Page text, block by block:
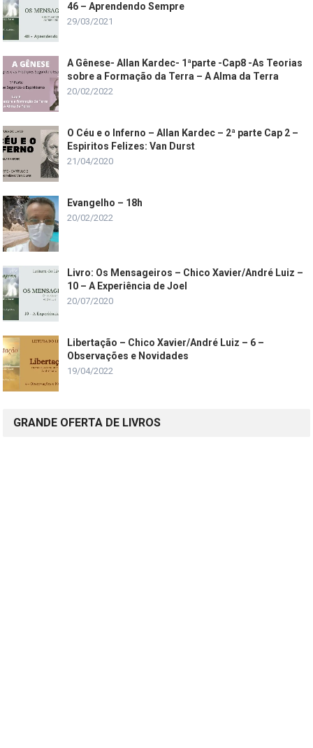
46 – Aprendendo Sempre
29/03/2021
A Gênese- Allan Kardec- 1ªparte -Cap8 -As Teorias
sobre a Formação da Terra – A Alma da Terra
20/02/2022
O Céu e o Inferno – Allan Kardec – 2ª parte Cap 2 –
Espiritos Felizes: Van Durst
21/04/2020
Evangelho – 18h
20/02/2022
Livro: Os Mensageiros – Chico Xavier/André Luiz –
10 – A Experiência de Joel
20/07/2020
Libertação – Chico Xavier/André Luiz – 6 –
Observações e Novidades
19/04/2022
GRANDE OFERTA DE LIVROS